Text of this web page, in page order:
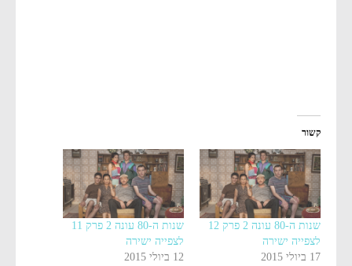
קשור
שנות ה-80 עונה 2 פרק 12
לצפייה ישירה
17 ביולי 2015
שנות ה-80 עונה 2 פרק 11
לצפייה ישירה
12 ביולי 2015